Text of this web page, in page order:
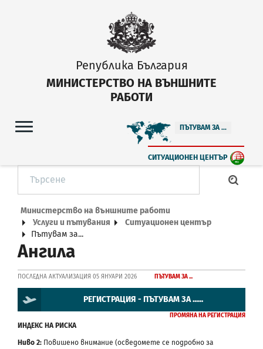
Република България
МИНИСТЕРСТВО НА ВЪНШНИТЕ
РАБОТИ
ПЪТУВАМ ЗА ...
СИТУАЦИОНЕН ЦЕНТЪР
Министерство на външните работи
Услуги и пътувания
Ситуационен център
Пътувам за...
Ангила
ПОСЛЕДНА АКТУАЛИЗАЦИЯ 05 ЯНУАРИ 2026 ПЪТУВАМ ЗА ...
РЕГИСТРАЦИЯ - ПЪТУВАМ ЗА ......
ПРОМЯНА НА РЕГИСТРАЦИЯ
ИНДЕКС НА РИСКА
Ниво 2: Повишено внимание (осведомете се подробно за